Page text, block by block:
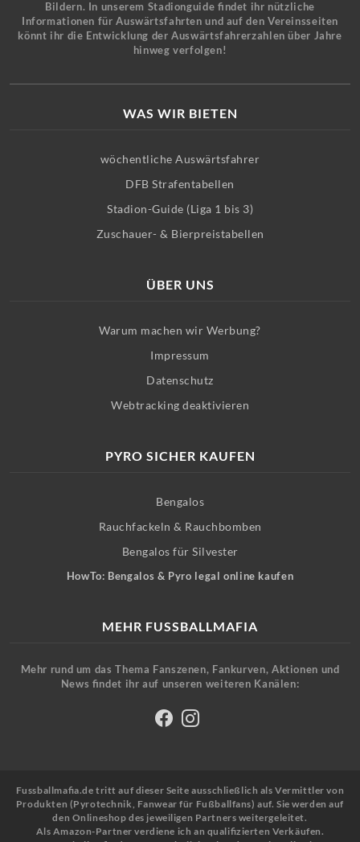
Bildern. In unserem Stadionguide findet ihr nützliche
Informationen für Auswärtsfahrten und auf den Vereinsseiten
könnt ihr die Entwicklung der Auswärtsfahrerzahlen über Jahre
hinweg verfolgen!
WAS WIR BIETEN
wöchentliche Auswärtsfahrer
DFB Strafentabellen
Stadion-Guide (Liga 1 bis 3)
Zuschauer- & Bierpreistabellen
ÜBER UNS
Warum machen wir Werbung?
Impressum
Datenschutz
Webtracking deaktivieren
PYRO SICHER KAUFEN
Bengalos
Rauchfackeln & Rauchbomben
Bengalos für Silvester
HowTo: Bengalos & Pyro legal online kaufen
MEHR FUSSBALLMAFIA
Mehr rund um das Thema Fanszenen, Fankurven, Aktionen und
News findet ihr auf unseren weiteren Kanälen:
Fussballmafia.de tritt auf dieser Seite ausschließlich als Vermittler von
Produkten (Pyrotechnik, Fanwear für Fußballfans) auf. Sie werden auf
den Onlineshop des jeweiligen Partners weitergeleitet.
Als Amazon-Partner verdiene ich an qualifizierten Verkäufen.